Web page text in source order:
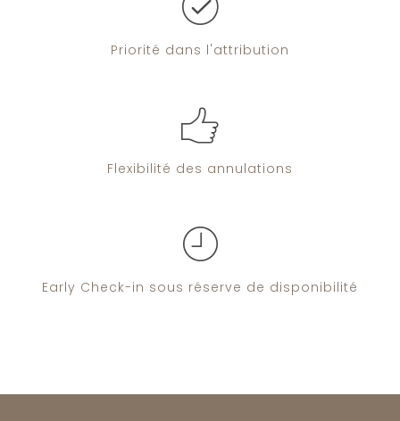
Priorité dans l'attribution
Flexibilité des annulations
Early Check-in sous réserve de disponibilité